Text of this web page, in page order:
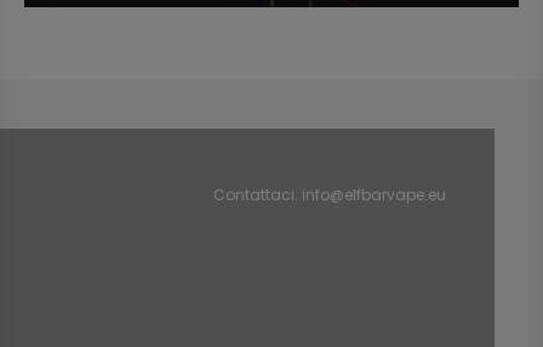
Contattaci: info@elfbarvape.eu